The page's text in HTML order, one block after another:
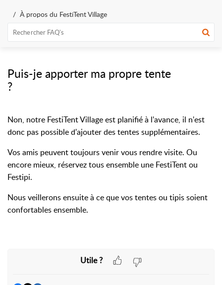
À propos du FestiTent Village
Puis-je apporter ma propre tente
?
Non, notre FestiTent Village est planifié à l'avance, il n'est
donc pas possible d'ajouter des tentes supplémentaires.
Vos amis peuvent toujours venir vous rendre visite. Ou
encore mieux, réservez tous ensemble une FestiTent ou
Festipi.
Nous veillerons ensuite à ce que vos tentes ou tipis soient
confortables ensemble.
Utile ?